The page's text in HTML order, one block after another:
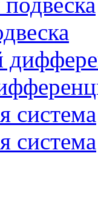
система
система